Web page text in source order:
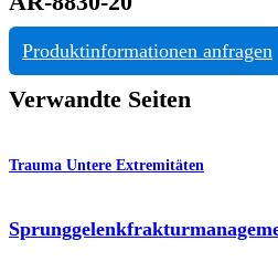
Produktinformationen anfragen
Verwandte Seiten
Trauma Untere Extremitäten